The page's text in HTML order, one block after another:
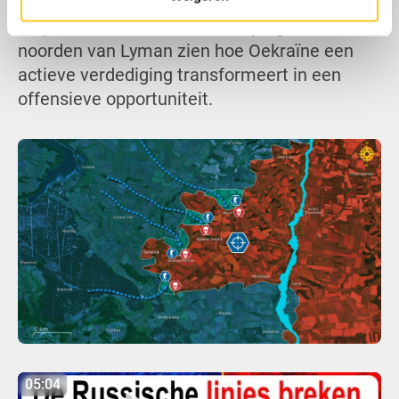
strijd om de Russische uitstulping ten
noorden van Lyman zien hoe Oekraïne een
actieve verdediging transformeert in een
offensieve opportuniteit.
05:04